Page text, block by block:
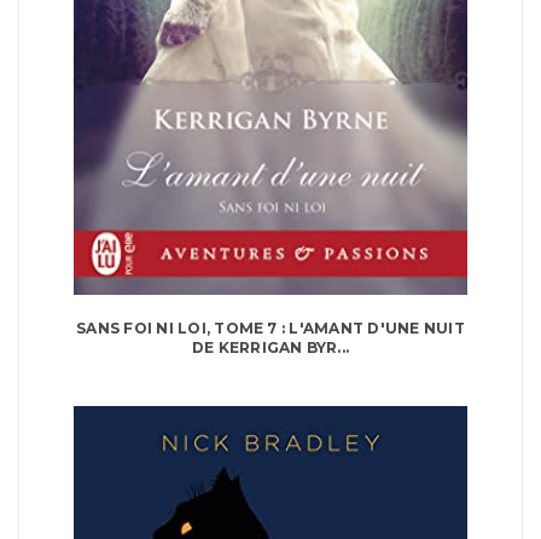
SANS FOI NI LOI, TOME 7 : L'AMANT D'UNE NUIT
DE KERRIGAN BYR...